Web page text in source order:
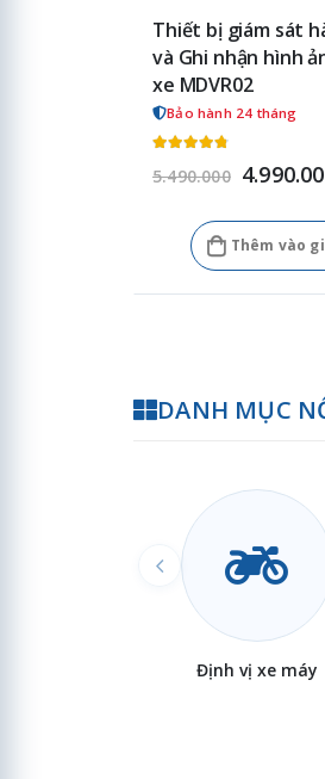
Thiết bị giám sát
và Ghi nhận hình
xe MDVR02
Bảo hành 24 tháng
5.490.000
Thêm vào
DANH MỤC
Định vị xe máy